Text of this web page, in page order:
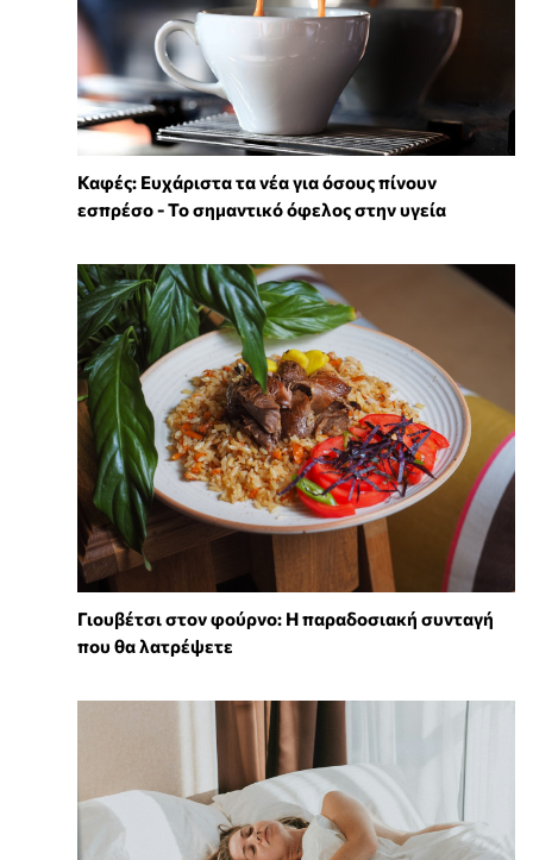
Καφές: Ευχάριστα τα νέα για όσους πίνουν
εσπρέσο - Το σημαντικό όφελος στην υγεία
Γιουβέτσι στον φούρνο: Η παραδοσιακή συνταγή
που θα λατρέψετε